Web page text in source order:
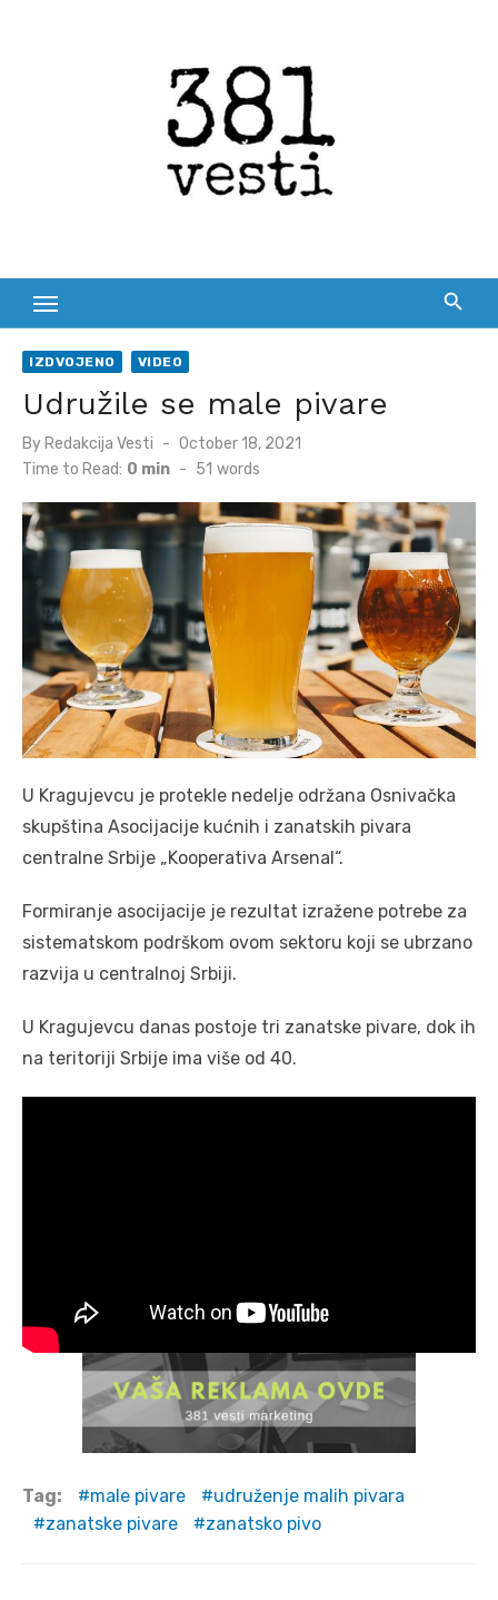
IZDVOJENO VIDEO
Udružile se male pivare
By Redakcija Vesti
Posted
October 18, 2021
Time to Read: 0 min - 51 words
U Kragujevcu je protekle nedelje održana Osnivačka
skupština Asocijacije kućnih i zanatskih pivara
centralne Srbije „Kooperativa Arsenal“.
Formiranje asocijacije je rezultat izražene potrebe za
sistematskom podrškom ovom sektoru koji se ubrzano
razvija u centralnoj Srbiji.
U Kragujevcu danas postoje tri zanatske pivare, dok ih
na teritoriji Srbije ima više od 40.
Tag: male pivare
udruženje malih pivara
zanatske pivare
zanatsko pivo